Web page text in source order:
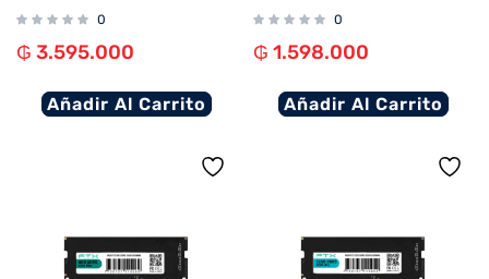
0
₲ 3.595.000
Añadir Al Carrito
0
₲ 1.598.000
Añadir Al Carrito